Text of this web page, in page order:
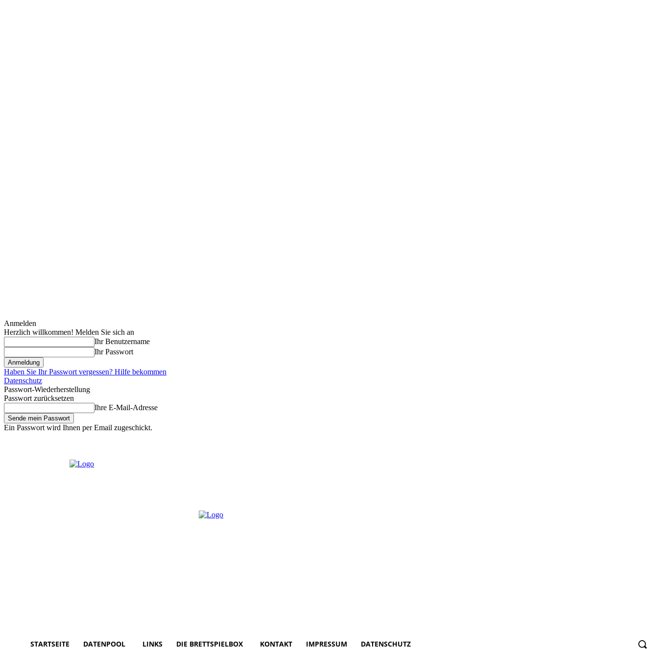
Anmelden
Herzlich willkommen! Melden Sie sich an
Ihr Benutzername
Ihr Passwort
Haben Sie Ihr Passwort vergessen? Hilfe bekommen
Datenschutz
Passwort-Wiederherstellung
Passwort zurücksetzen
Ihre E-Mail-Adresse
Ein Passwort wird Ihnen per Email zugeschickt.
STARTSEITE DATENPOOL LINKS DIE BRETTSPIELBOX KONTAKT IMPRESSUM DATENSCHUTZ